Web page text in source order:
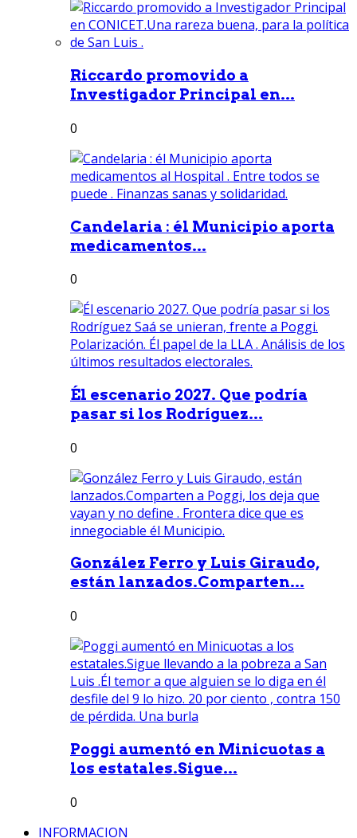
Riccardo promovido a
Investigador Principal en...
0
Candelaria : él Municipio aporta
medicamentos...
0
Él escenario 2027. Que podría
pasar si los Rodríguez...
0
González Ferro y Luis Giraudo,
están lanzados.Comparten...
0
Poggi aumentó en Minicuotas a
los estatales.Sigue...
0
INFORMACION